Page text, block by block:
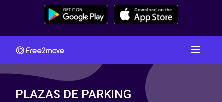
PLAZAS DE PARKING